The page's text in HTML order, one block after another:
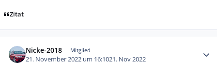
Zitat
Nicke-2018 Mitglied
21. November 2022 um 16:1021. Nov 2022